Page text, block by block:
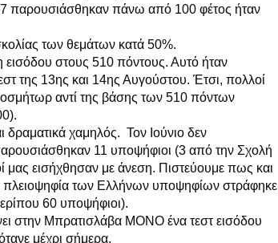
παρουσιάσθηκαν πάνω από 100 φέτος ήταν
των θεμάτων κατά 50%.
εισόδου στους 510 πόντους. Αυτό ήταν
της 13ης και 14ης Αυγούστου. Έτσι, πολλοί
αντί της βάσης των 510 πόντων
χαμηλός. Τον Ιούνιο δεν
11 υποψήφιοι (3 από την Σχολή
μας εισήχθησαν με άνεση. Πιστεύουμε πως και
πλειοψηφία των Ελλήνων υποψηφίων στράφηκε
60 υποψήφιοι).
στην Μπρατισλάβα ΜΟΝΟ ένα τεστ εισόδου
μέχρι σήμερα.